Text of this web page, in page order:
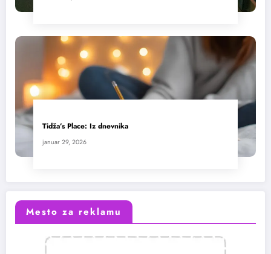
Tidža’s Place: Iz dnevnika
januar 29, 2026
Mesto za reklamu